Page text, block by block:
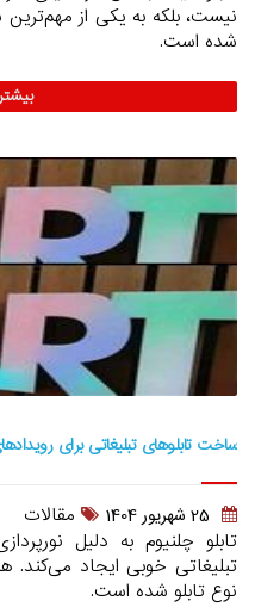
نیست، بلکه به یکی از
شده است.
ساخت تابلوهای تبلیغاتی برای
25 شهريور 1404
مقالات
تابلو چلنیوم به دلیل
تبلیغاتی خوبی ایجاد می‌کند.
نوع تابلو شده است.